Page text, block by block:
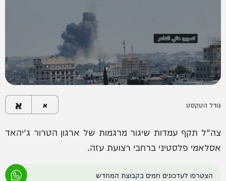
גודל הטקסט א א
צה"ל תקף עמדות שיגור מרגמות של ארגון הטרור ג'יהאד
אסלאמי פלסטיני ברחבי רצועת עזה.
הצטרפו לעדכונים חמים בקבוצת המחדש